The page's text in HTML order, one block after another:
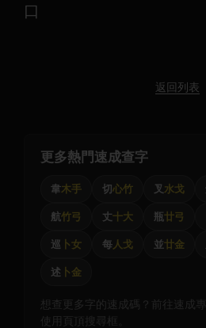
口
返回列表
更多熱門速成查字
韋木手 切心竹 叉 水戈
航竹弓 丈十大 瓶廿弓
巡 卜女 每人戈 並廿金
述 卜金
想查更多字的速成碼？前往速成
使用頁頂搜尋框。